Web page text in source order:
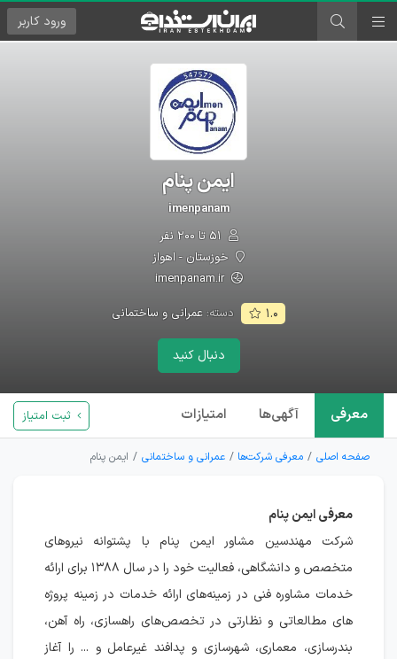
ورود کاربر
ایمن پنام
imenpanam
خوزستان - اهواز
imenpanam.ir
۱.۰ دسته: عمرانی و ساختمانی
دنبال کنید
معرفی آگهی‌ها امتیازات ثبت امتیاز
صفحه اصلی معرفی شرکت‌ها عمرانی و ساختمانی ایمن پنام
معرفی ایمن پنام
شرکت مهندسین مشاور ایمن پنام با پشتوانه نیروهای
متخصص و دانشگاهی، فعالیت خود را در سال ۱۳۸۸ برای ارائه
خدمات مشاوره فنی در زمینه‌های ارائه خدمات در زمینه پروژه
های مطالعاتی و نظارتی در تخصص‌های راهسازی، راه آهن،
بندرسازی، معماری، شهرسازی و پدافند غیرعامل و ... را آغاز